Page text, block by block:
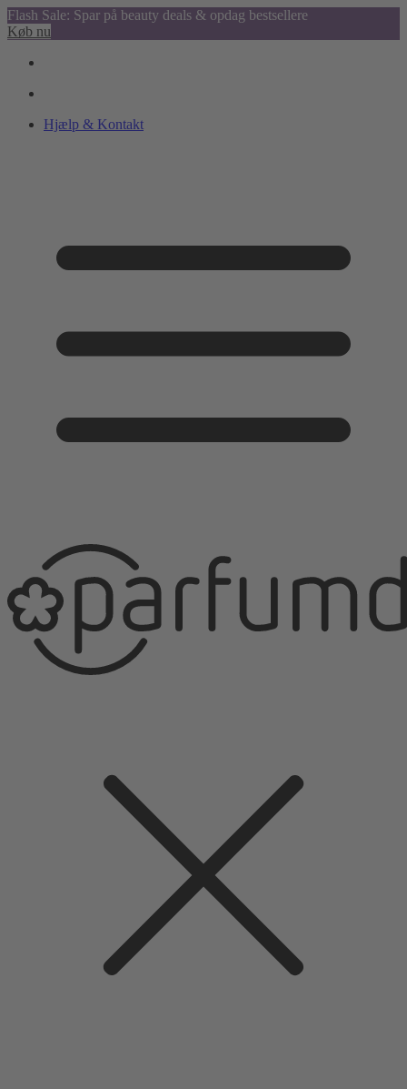
Flash Sale: Spar på beauty deals & opdag bestsellere
Køb nu
Hjælp & Kontakt